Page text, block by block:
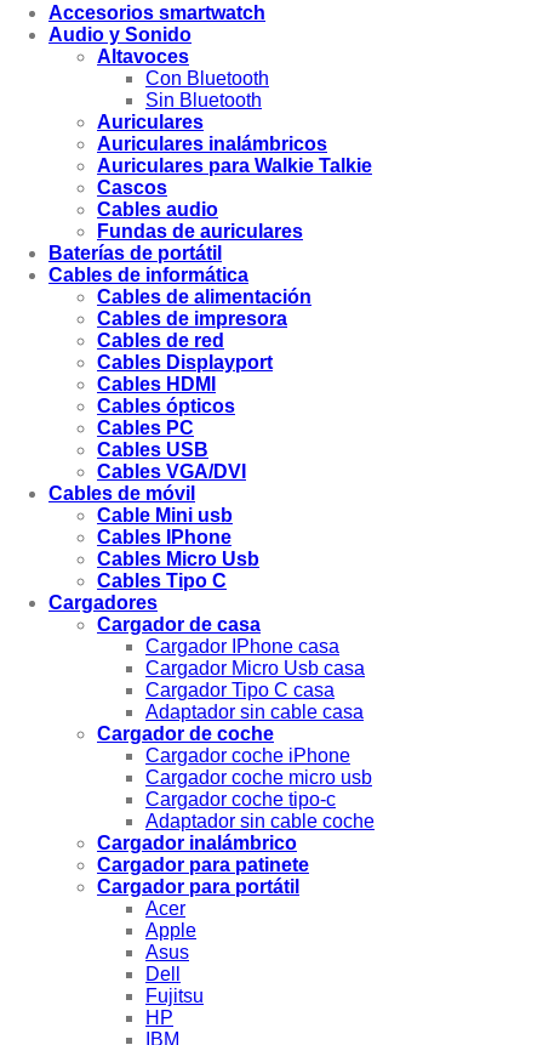
Accesorios smartwatch
Audio y Sonido
Altavoces
Con Bluetooth
Sin Bluetooth
Auriculares
Auriculares inalámbricos
Auriculares para Walkie Talkie
Cascos
Cables audio
Fundas de auriculares
Baterías de portátil
Cables de informática
Cables de alimentación
Cables de impresora
Cables de red
Cables Displayport
Cables HDMI
Cables ópticos
Cables PC
Cables USB
Cables VGA/DVI
Cables de móvil
Cable Mini usb
Cables IPhone
Cables Micro Usb
Cables Tipo C
Cargadores
Cargador de casa
Cargador IPhone casa
Cargador Micro Usb casa
Cargador Tipo C casa
Adaptador sin cable casa
Cargador de coche
Cargador coche iPhone
Cargador coche micro usb
Cargador coche tipo-c
Adaptador sin cable coche
Cargador inalámbrico
Cargador para patinete
Cargador para portátil
Acer
Apple
Asus
Dell
Fujitsu
HP
IBM